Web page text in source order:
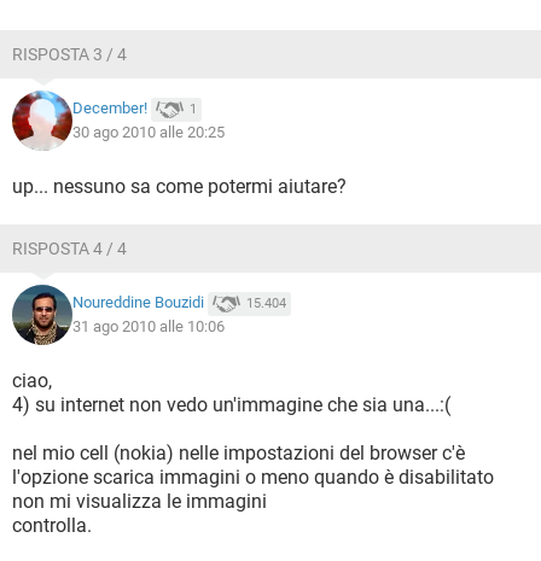
RISPOSTA 3 / 4
December! 1
30 ago 2010 alle 20:25
up... nessuno sa come potermi aiutare?
RISPOSTA 4 / 4
Noureddine Bouzidi 15.404
31 ago 2010 alle 10:06
ciao,
4) su internet non vedo un'immagine che sia una...:(
nel mio cell (nokia) nelle impostazioni del browser c'è
l'opzione scarica immagini o meno quando è disabilitato
non mi visualizza le immagini
controlla.